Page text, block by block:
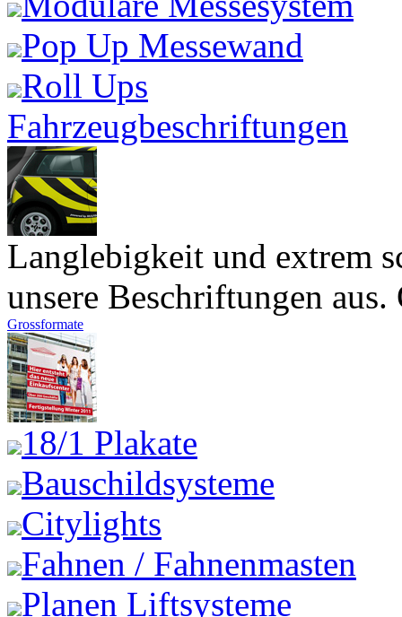
Pop Up Messewand
Roll Ups
Fahrzeugbeschriftungen
Langlebigkeit und extrem
unsere Beschriftungen
Grossformate
18/1 Plakate
Bauschildsysteme
Citylights
Fahnen / Fahnenmasten
Planen Liftsysteme